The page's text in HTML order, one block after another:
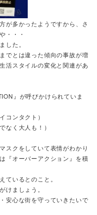
が多かったようですから、さ
・・・
した。
でとは違った傾向の事故が増
活スタイルの変化と関連があ
』が呼びかけられていま
コンタクト）
なく大人も！）
スクをしていて表情がわかり
『オーバーアクション』を積
ているとのこと。
けましょう。
安心な街を守っていきたいで